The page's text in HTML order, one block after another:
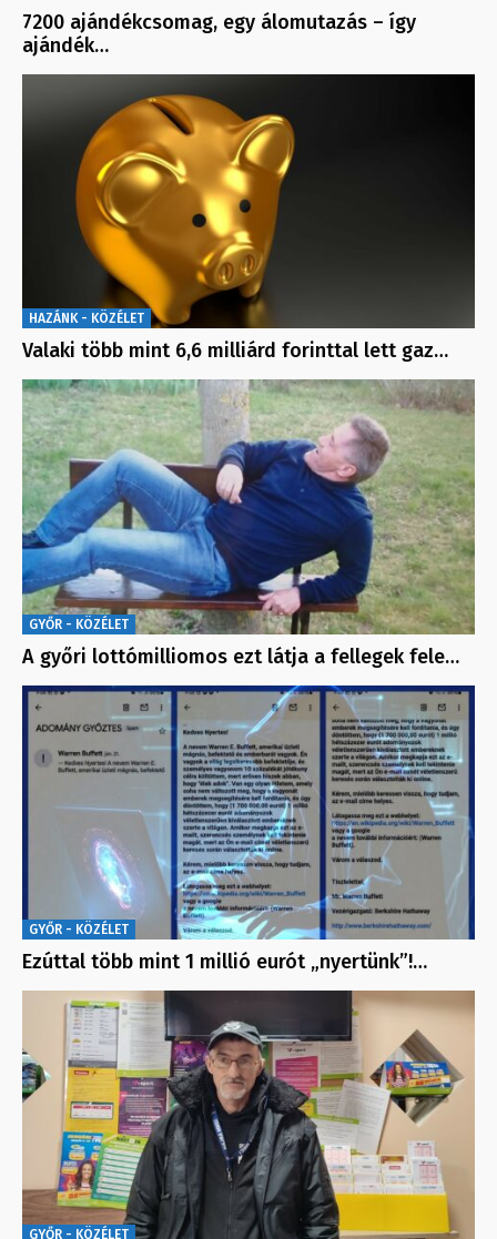
7200 ajándékcsomag, egy álomutazás – így
ajándék…
HAZÁNK - KÖZÉLET
Valaki több mint 6,6 milliárd forinttal lett gaz…
GYŐR - KÖZÉLET
A győri lottómilliomos ezt látja a fellegek fele…
GYŐR - KÖZÉLET
Ezúttal több mint 1 millió eurót „nyertünk”!…
GYŐR - KÖZÉLET